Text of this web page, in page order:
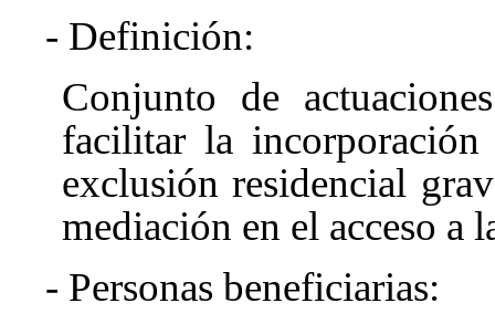
- Definición:
Conjunto de
facilitar la incorporación
exclusión residencial
mediación en el acceso a
- Personas beneficiarias: